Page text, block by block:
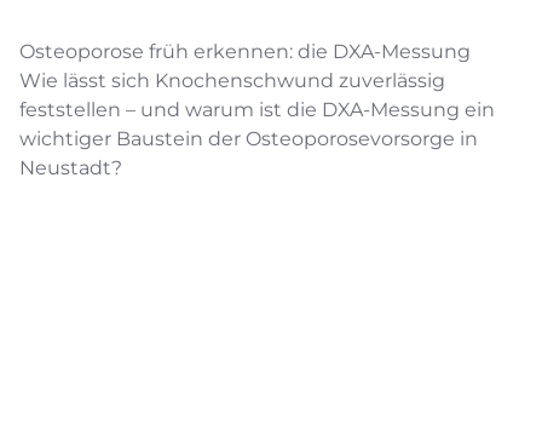
Osteoporose früh erkennen: die DXA-Messung
Wie lässt sich Knochenschwund zuverlässig
feststellen – und warum ist die DXA-Messung ein
wichtiger Baustein der Osteoporosevorsorge in
Neustadt?